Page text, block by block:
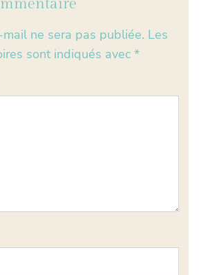
ne sera pas publiée. Les
sont indiqués avec*